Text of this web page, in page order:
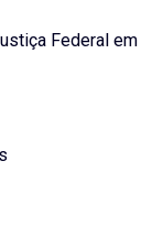
Federal em